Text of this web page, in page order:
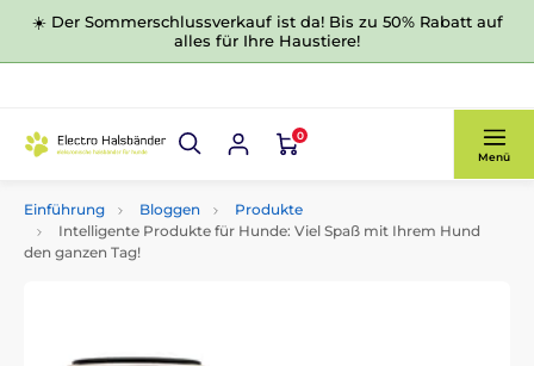
☀️ Der Sommerschlussverkauf ist da! Bis zu 50% Rabatt auf
alles für Ihre Haustiere!
0
Menü
Einführung Bloggen
Produkte
Intelligente Produkte für Hunde: Viel Spaß mit Ihrem Hund
den ganzen Tag!